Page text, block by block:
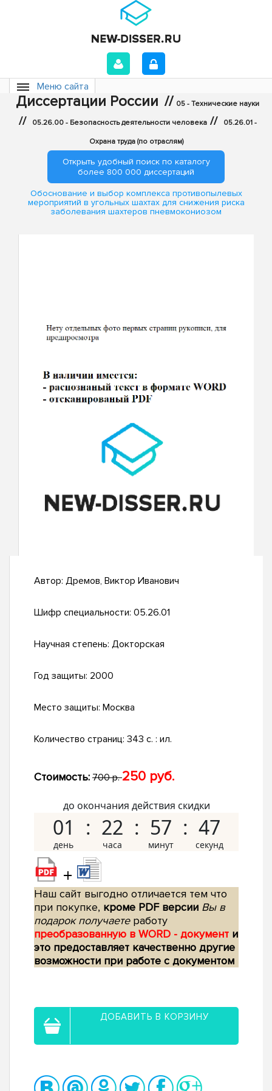
Меню сайта
Диссертации России // 05 - Технические науки
// 05.26.00 - Безопасность деятельности человека // 05.26.01 -
Охрана труда (по отраслям)
Открыть удобный поиск по каталогу
более 800 000 диссертаций
Обоснование и выбор комплекса противопылевых
мероприятий в угольных шахтах для снижения риска
заболевания шахтеров пневмокониозом
Автор: Дремов, Виктор Иванович
Шифр специальности: 05.26.01
Научная степень: Докторская
Год защиты: 2000
Место защиты: Москва
Количество страниц: 343 с. : ил.
Стоимость: 700 р.250 руб.
до окончания действия скидки
01 22 57 46
+
Наш сайт выгодно отличается тем что
при покупке, кроме PDF версии Вы в
подарок получаетеработу
преобразованную в WORD - документ и
это предоставляет качественно другие
возможности при работе с документом
ДОБАВИТЬ В КОРЗИНУ